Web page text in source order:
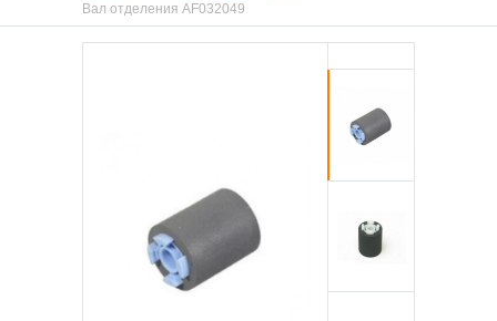
Вал отделения AF032049